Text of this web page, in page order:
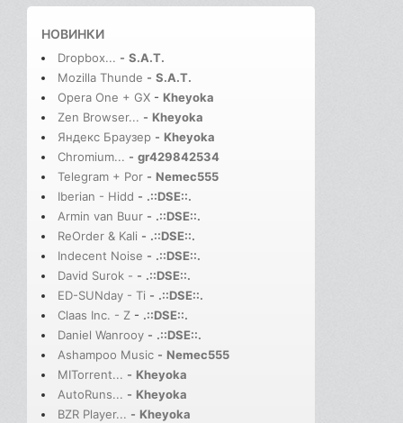
НОВИНКИ
Dropbox... - S.A.T.
Mozilla Thunde - S.A.T.
Opera One + GX - Kheyoka
Zen Browser... - Kheyoka
Яндекс Браузер - Kheyoka
Chromium... - gr429842534
Telegram + Por - Nemec555
Iberian - Hidd - .::DSE::.
Armin van Buur - .::DSE::.
ReOrder & Kali - .::DSE::.
Indecent Noise - .::DSE::.
David Surok - - .::DSE::.
ED-SUNday - Ti - .::DSE::.
Claas Inc. - Z - .::DSE::.
Daniel Wanrooy - .::DSE::.
Ashampoo Music - Nemec555
MITorrent... - Kheyoka
AutoRuns... - Kheyoka
BZR Player... - Kheyoka